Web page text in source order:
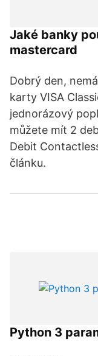
Jaké banky
mastercard
Dobrý den,
karty VISA
jednorázový
můžete mít 2
Debit
článku.
Python 3